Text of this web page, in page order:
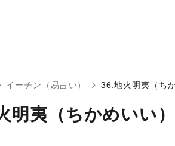
イーチン（易占い） 36.地火明夷（ち
明夷（ちかめいい